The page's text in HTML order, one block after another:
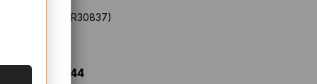
(SYR30837)
$ 44.44